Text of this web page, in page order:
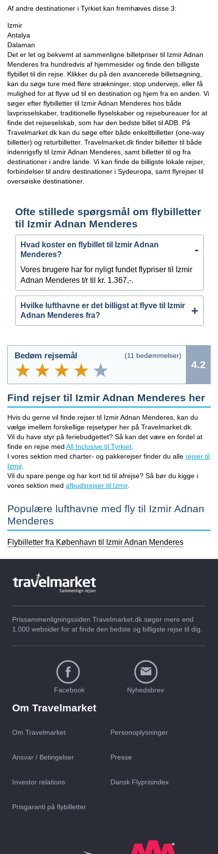
Af andre destinationer i Tyrkiet kan fremhæves disse 3:
Izmir
Antalya
Dalaman
Det er let og bekvemt at sammenligne billetpriser til Izmir Adnan
Menderes fra hundredvis af hjemmesider og finde den billigste
flybillet til din rejse. Klikker du på den avancerede billetsøgning,
kan du søge ture med flere strækninger, stop undervejs, eller få
mulighed for at flyve ud til en destination og hjem fra en anden. Vi
søger efter flybilletter til Izmir Adnan Menderes hos både
lavprisselskaber, traditionelle flyselskaber og rejsebureauer for at
finde det rejseselskab, som har den bedste billet til ADB. På
Travelmarket.dk kan du søge efter både enkeltbilletter (one-way
billetter) og returbilletter. Travelmarket.dk finder billetter til både
indenrigsfly til Izmir Adnan Menderes, samt billetter til og fra
destinationer i andre lande. Vi kan finde de billigste lokale rejser,
forbindelser til andre destinationer i Sydeuropa, samt flyrejser til
oversøiske destinationer.
Ofte stillede spørgsmål om flybilletter
til Izmir Adnan Menderes
Hvad koster en flybillet til Izmir Adnan
Menderes?
Vores brugere har for nyligt fundet flypriser til Izmir
Adnan Menderes t/r til kr. 1.367,-.
Hvilke lufthavne er det billigst at flyve til Izmir
Adnan Menderes fra?
Bedøm rejsemål (11 bedømmelser)
4.2
Find rejser til Izmir Adnan Menderes her
Hvis du gerne vil finde rejser til Izmir Adnan Menderes, kan du
vælge imellem forskellige rejsetyper her på Travelmarket.dk.
Vil du have styr på feriebudgettet? Så kan det være en fordel at
finde en rejse med All Inclusive til Tyrkiet
I vores sektion med charter- og pakkerejser finder du alle rejser til
Izmir.
Vil du spare penge og har kort tid til afrejse? Så bør du kigge i
vores sektion med afbudsrejser til Izmir.
Populære lufthavne med fly til Izmir Adnan
Menderes
Flybilletter fra København til Izmir Adnan Menderes
Prissammenligningssiden Travelmarket.dk søger mere end
1.000 websider for at finde den bedste og billigste rejse til dig.
Facebook Nyhedsbrev
Om Travelmarket
Om Travelmarket Personoplysninger
Ansvar / Betingelser Presse
Investor relations Dansk Flyprisindex
Prisgaranti på flybilletter